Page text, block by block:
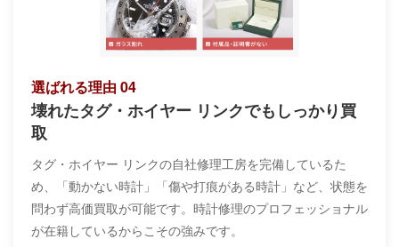
選ばれる理由 04
壊れたタグ・ホイヤー リンクでもしっかり買
取
タグ・ホイヤー リンクの自社修理工房を完備しているた
め、「動かない時計」「傷や打痕がある時計」など、状態を
問わず高価買取が可能です。時計修理のプロフェッショナル
が在籍しているからこその強みです。